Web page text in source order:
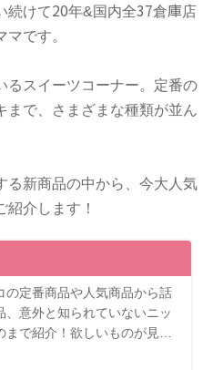
続けて20年&国内全37倉庫店
です。
るスイーツコーナー。定番の
まで、さまざまな種類が並ん
る新商品の中から、今大人気
介します！
の定番商品や人気商品から話
、意外と知られていないニッ
まで紹介！欲しいものが見…